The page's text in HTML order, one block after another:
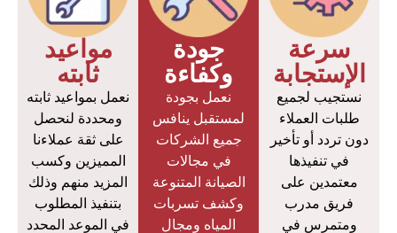
سرعة
الإستجابة
نستجيب لجميع
طلبات العملاء
دون تردد أو تأخير
في تنفيذها
معتمدين على
فريق مدرب
ومتمرس في
جودة
وكفاءة
نعمل بجودة
لمستقبل ينافس
جميع الشركات
في مجالات
الصيانة المتنوعة
وكشف تسربات
المياه ومجال
مواعيد
ثابته
نعمل بمواعيد ثابته
ومحددة لنحصل
على ثقة عملاءنا
المميزين وكسب
المزيد منهم وذلك
بتنفيذ المطلوب
في الموعد المحدد